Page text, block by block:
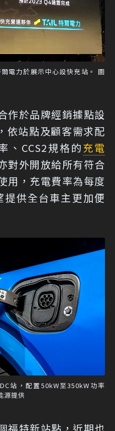
電力於展示中心設快充站。 圖
作於品牌經銷據點設
依站點及顧客需求配
、CCS2規格的充電
對外開放給所有符合
用，充電費率為每度
供全台車主更加便
站，配置50kW至350kW功率
源提供
福特新站點，近期也